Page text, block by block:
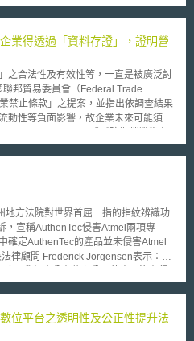
計畫(EXIST-Gründerstipendium)，
造創業文化，誘發學研機構創業潛力與
學研機構內的個人(科學家、研究生、
補助，使其商業發想可化為營運計畫
品或服務；EXIST研發成果計畫則是透
團隊利用設立衍生公司方式運用研發成
初期導入專業團隊，協助評估相關的創
運用等規劃是否妥適，使公司創立的籌
業得透過「資料存證」，證明營
合法性及有效性等，一直是被廣泛討
邦貿易委員會（Federal Trade
禁止條款」之提案，並指出依調查結果
動性等負面影響，故企業未來可能須透
以保護營業秘密。同時應值注意者
」措施，以證明營業秘密存在及擁有。
濟價值的資訊進行解密。惟為避免增加
留存後設資料。與此同時，為取得盜用
及保護任何時點的後設資料外，更應採
施，如透過雜湊值或區塊鏈等技術進行
據。 最後，近期司法
技術，並結合已通過經濟部智慧財產局
因此，未來企業若落實b-JADE證明標
資料通過驗真程序。 本文同
方法院對世界首屈一指的指紋辨識功
，宣稱AuthenTec侵害Atmel兩項專
確定AuthenTec的產品並未侵害Atmel
們相信我們的科技及智慧財產在市場居
多資產，目前有超過三億個指紋辨識器
統上。所有的指紋辨識器都是依據
位平台之透明性及公正性提升法